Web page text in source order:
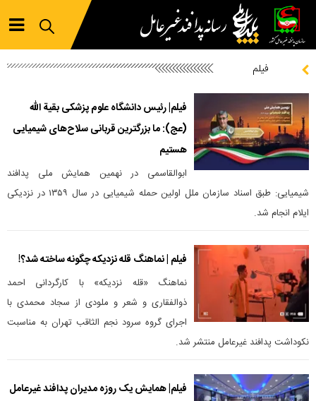
فیلم
فیلم| رئیس دانشگاه علوم پزشکی بقیة الله
(عج): ما بزرگترین قربانی سلاح‌های شیمیایی
هستیم
ابوالقاسمی در نهمین همایش ملی پدافند
شیمیایی: طبق اسناد سازمان ملل اولین حمله شیمیایی در سال ۱۳۵۹ در نزدیکی
ایلام انجام شد.
فیلم | نماهنگ قله نزدیکه چگونه ساخته شد؟!
نماهنگ «قله نزدیکه» با کارگردانی احمد
ذوالفقاری و شعر و ملودی از سجاد محمدی با
اجرای گروه سرود نجم الثاقب تهران به مناسبت
نکوداشت پدافند غیرعامل منتشر شد.
فیلم| همایش یک روزه مدیران پدافند غیرعامل